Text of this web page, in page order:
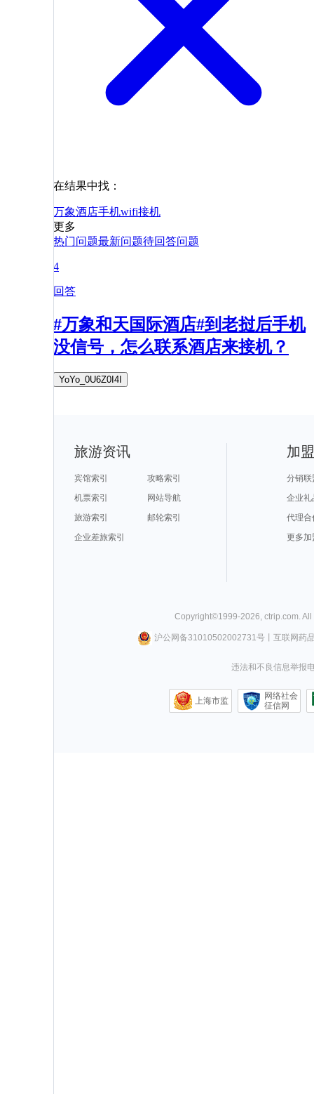
在结果中找：
万象酒店手机wifi接机
更多
热门问题最新问题待回答问题
4
回答
#万象和天国际酒店#到老挝后手机
没信号，怎么联系酒店来接机？
YoYo_0U6Z0I4I
旅游资讯
宾馆索引
攻略索引
机票索引
网站导航
旅游索引
邮轮索引
企业差旅索引
加
分销联
企业礼
代理合
更多加
Copyright©1999-2026 ctrip.com .
沪公网备31010502002731号丨 互联网药
违法和不良信息举报
上海市监
网络社会
征信网